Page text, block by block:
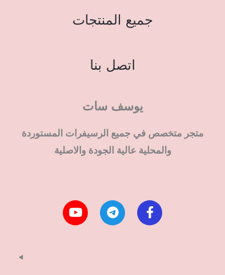
جميع المنتجات
اتصل بنا
يوسف سات
متجر متخصص في جميع الرسيفرات المستوردة
والمحلية عالية الجودة والاصلية